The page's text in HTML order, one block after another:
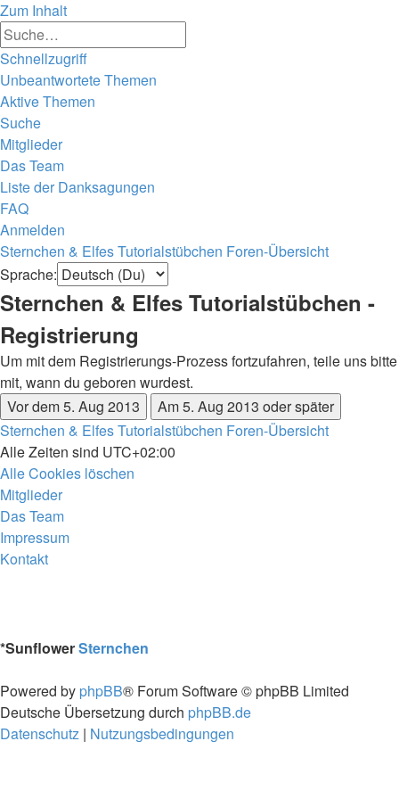
Zum Inhalt
Schnellzugriff
Unbeantwortete Themen
Aktive Themen
Suche
Mitglieder
Das Team
Liste der Danksagungen
FAQ
Anmelden
Sternchen & Elfes Tutorialstübchen Foren-Übersicht
Sprache:
Sternchen & Elfes Tutorialstübchen -
Registrierung
Um mit dem Registrierungs-Prozess fortzufahren, teile uns bitte
mit, wann du geboren wurdest.
Sternchen & Elfes Tutorialstübchen Foren-Übersicht
Alle Zeiten sind UTC+02:00
Alle Cookies löschen
Mitglieder
Das Team
Impressum
Kontakt
*SunflowerSternchen
Powered by phpBB® Forum Software © phpBB Limited
Deutsche Übersetzung durch phpBB.de
Datenschutz | Nutzungsbedingungen